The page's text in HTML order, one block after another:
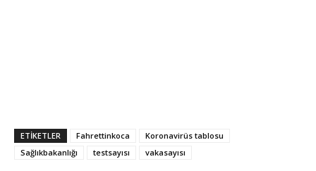
ETIKETLER Fahrettinkoca
Koronavirüs tablosu
Sağlıkbakanlığı
testsayısı vakasayısı